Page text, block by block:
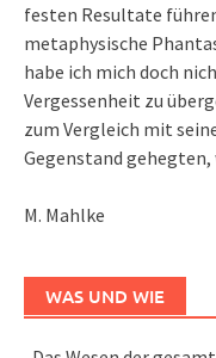
festen Resultate
metaphysische
habe ich mich doch
Vergessenheit zu
zum Vergleich mit
Gegenstand
M. Mahlke
WAS UND WIE